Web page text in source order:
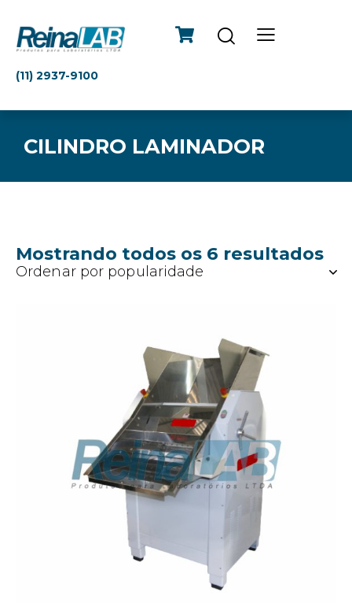
(11) 2937-9100
CILINDRO LAMINADOR
Mostrando todos os 6 resultados